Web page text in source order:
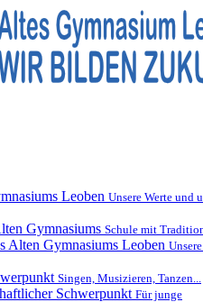
Leoben Unsere Werte und
Gymnasiums Schule mit
Alten Gymnasiums Leoben
Singen, Musizieren, Tanzen...
Schwerpunkt Für junge